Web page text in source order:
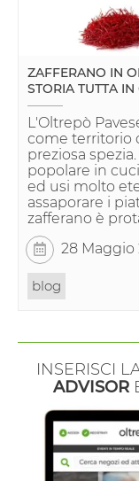
ZAFFERANO IN
STORIA TUTTA
L'Oltrepò
come territorio
preziosa
popolare in
ed usi molto
assaporare i
zafferano è
28 Maggio
blog
INSERISCI
ADVISOR